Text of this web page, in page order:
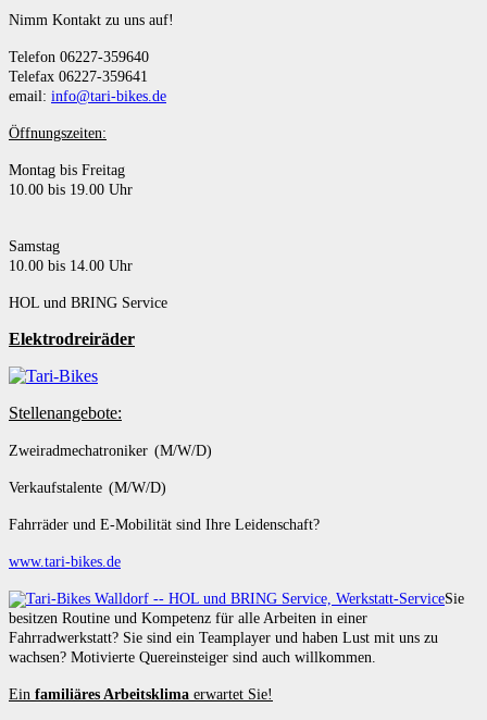
Nimm Kontakt zu uns auf!
Telefon 06227-359640
Telefax 06227-359641
email: info@tari-bikes.de
Öffnungszeiten:
Montag bis Freitag
10.00 bis 19.00 Uhr
Samstag
10.00 bis 14.00 Uhr
HOL und BRING Service
Elektrodreiräder
Stellenangebote:
Zweiradmechatroniker (M/W/D)
Verkaufstalente (M/W/D)
Fahrräder und E-Mobilität sind Ihre Leidenschaft?
www.tari-bikes.de
Sie
besitzen Routine und Kompetenz für alle Arbeiten in einer
Fahrradwerkstatt? Sie sind ein Teamplayer und haben Lust mit uns zu
wachsen? Motivierte Quereinsteiger sind auch willkommen.
Ein familiäres Arbeitsklima erwartet Sie!